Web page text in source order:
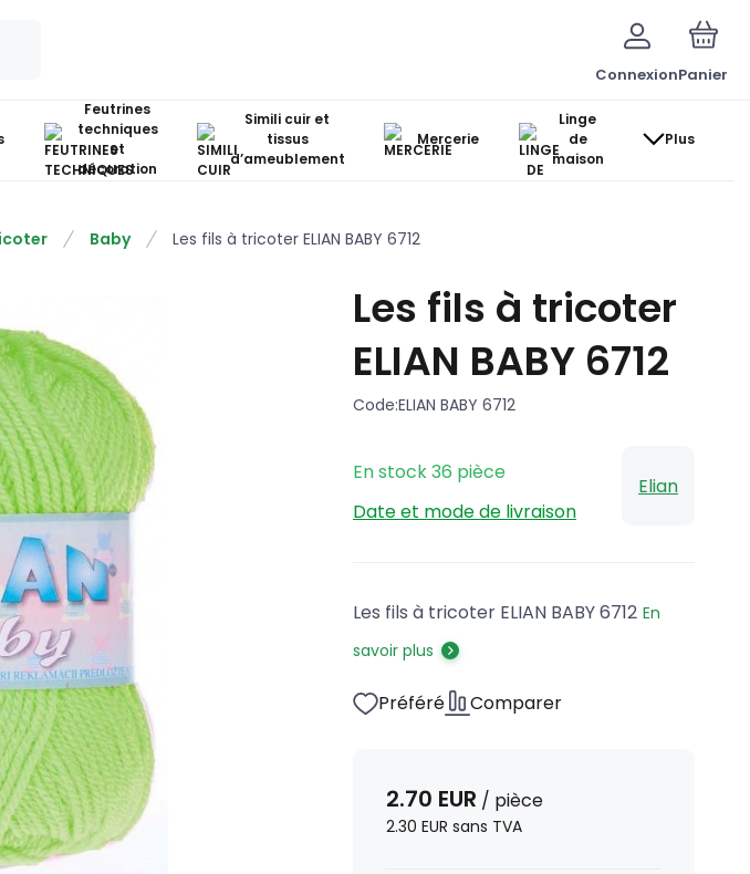
ConnexionPanier
Feutrines
techniques
et
décoration
Simili cuir et
tissus
d’ameublement
Mercerie
Linge
de
maison
Plus
Baby Les fils à tricoter ELIAN BABY 6712
Les fils à tricoter
ELIAN BABY 6712
Code:ELIAN BABY 6712
En stock36 pièce
Date et mode de livraison
Elian
Les fils à tricoter ELIAN BABY 6712 En
savoir plus
Préféré Comparer
2.70 EUR / pièce
2.30 EUR sans TVA